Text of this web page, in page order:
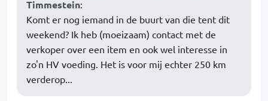
Timmestein:
Komt er nog iemand in de buurt van die tent dit
weekend? Ik heb (moeizaam) contact met de
verkoper over een item en ook wel interesse in
zo'n HV voeding. Het is voor mij echter 250 km
verderop...